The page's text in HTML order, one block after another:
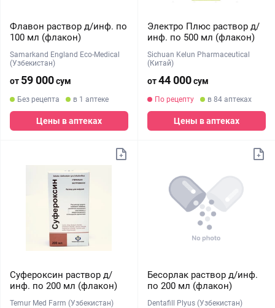
Флавон раствор д/инф. по
100 мл (флакон)
Samarkand England Eco-Medical
(Узбекистан)
от 59 000сум
Без рецепта в 1 аптеке
Цены в аптеках
Электро Плюс раствор д/
инф. по 500 мл (флакон)
Sichuan Kelun Pharmaceutical
(Китай)
от44 000сум
По рецепту в 84 аптеках
Цены в аптеках
Суфероксин раствор д/
инф. по 200 мл (флакон)
Temur Med Farm (Узбекистан)
Бесорлак раствор д/инф.
по 200 мл (флакон)
Dentafill Plyus (Узбекистан)